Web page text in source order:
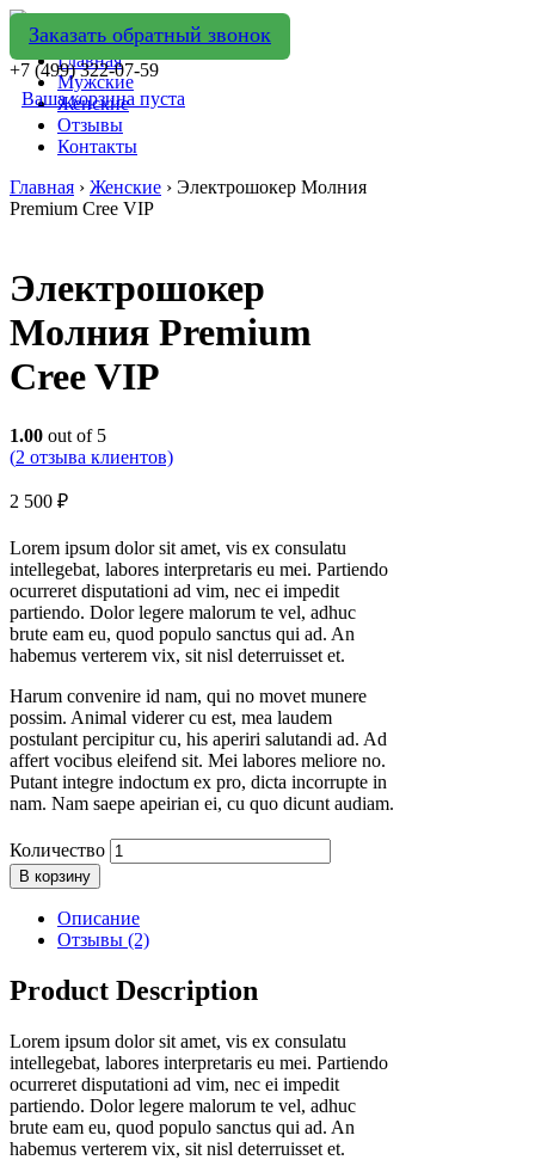
Заказать обратный звонок
+7 (499) 322-07-59
Ваша корзина пуста
Главная
Мужские
Женские
Отзывы
Контакты
Главная › Женские › Электрошокер Молния
Premium Cree VIP
Электрошокер
Молния Premium
Cree VIP
1.00 out of 5
(2 отзыва клиентов)
2 500 ₽
Lorem ipsum dolor sit amet, vis ex consulatu
intellegebat, labores interpretaris eu mei. Partiendo
ocurreret disputationi ad vim, nec ei impedit
partiendo. Dolor legere malorum te vel, adhuc
brute eam eu, quod populo sanctus qui ad. An
habemus verterem vix, sit nisl deterruisset et.
Harum convenire id nam, qui no movet munere
possim. Animal viderer cu est, mea laudem
postulant percipitur cu, his aperiri salutandi ad. Ad
affert vocibus eleifend sit. Mei labores meliore no.
Putant integre indoctum ex pro, dicta incorrupte in
nam. Nam saepe apeirian ei, cu quo dicunt audiam.
Количество
В корзину
Описание
Отзывы (2)
Product Description
Lorem ipsum dolor sit amet, vis ex consulatu
intellegebat, labores interpretaris eu mei. Partiendo
ocurreret disputationi ad vim, nec ei impedit
partiendo. Dolor legere malorum te vel, adhuc
brute eam eu, quod populo sanctus qui ad. An
habemus verterem vix, sit nisl deterruisset et.